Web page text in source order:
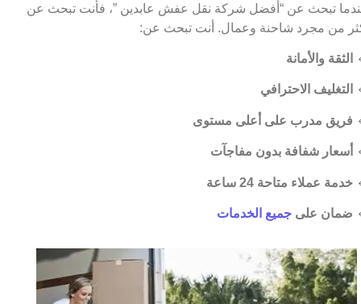
تبحث عن “أفضل شركة نقل عفش عابدين ”، فأنت تبحث عن
من مجرد شاحنة وعمال. أنت تبحث عن:
الثقة والأمانة
التغليف الاحترافي
فريق مدرب على أعلى مستوى
أسعار شفافة بدون مفاجآت
خدمة عملاء متاحة 24 ساعة
ضمان على جميع الخدمات